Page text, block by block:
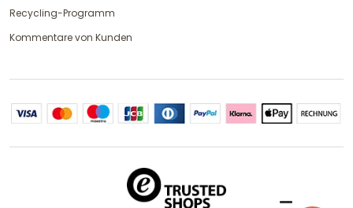
Recycling-Programm
Kommentare von Kunden